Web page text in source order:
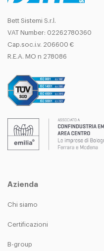
Bett Sistemi S.r.l.
VAT Number: 02262780360
Cap.soc.i.v. 206600 €
R.E.A. MO n 278086
Azienda
Chi siamo
Certificazioni
B-group